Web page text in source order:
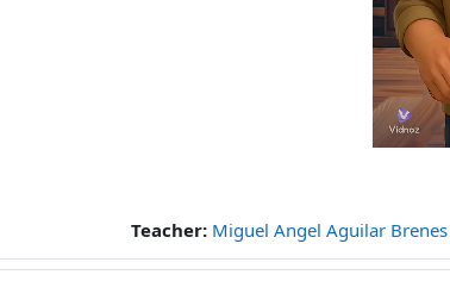
Teacher: Miguel Angel Aguilar Brenes